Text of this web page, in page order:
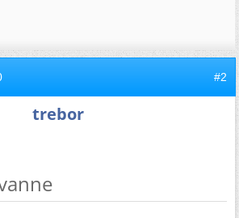
#2
trebor